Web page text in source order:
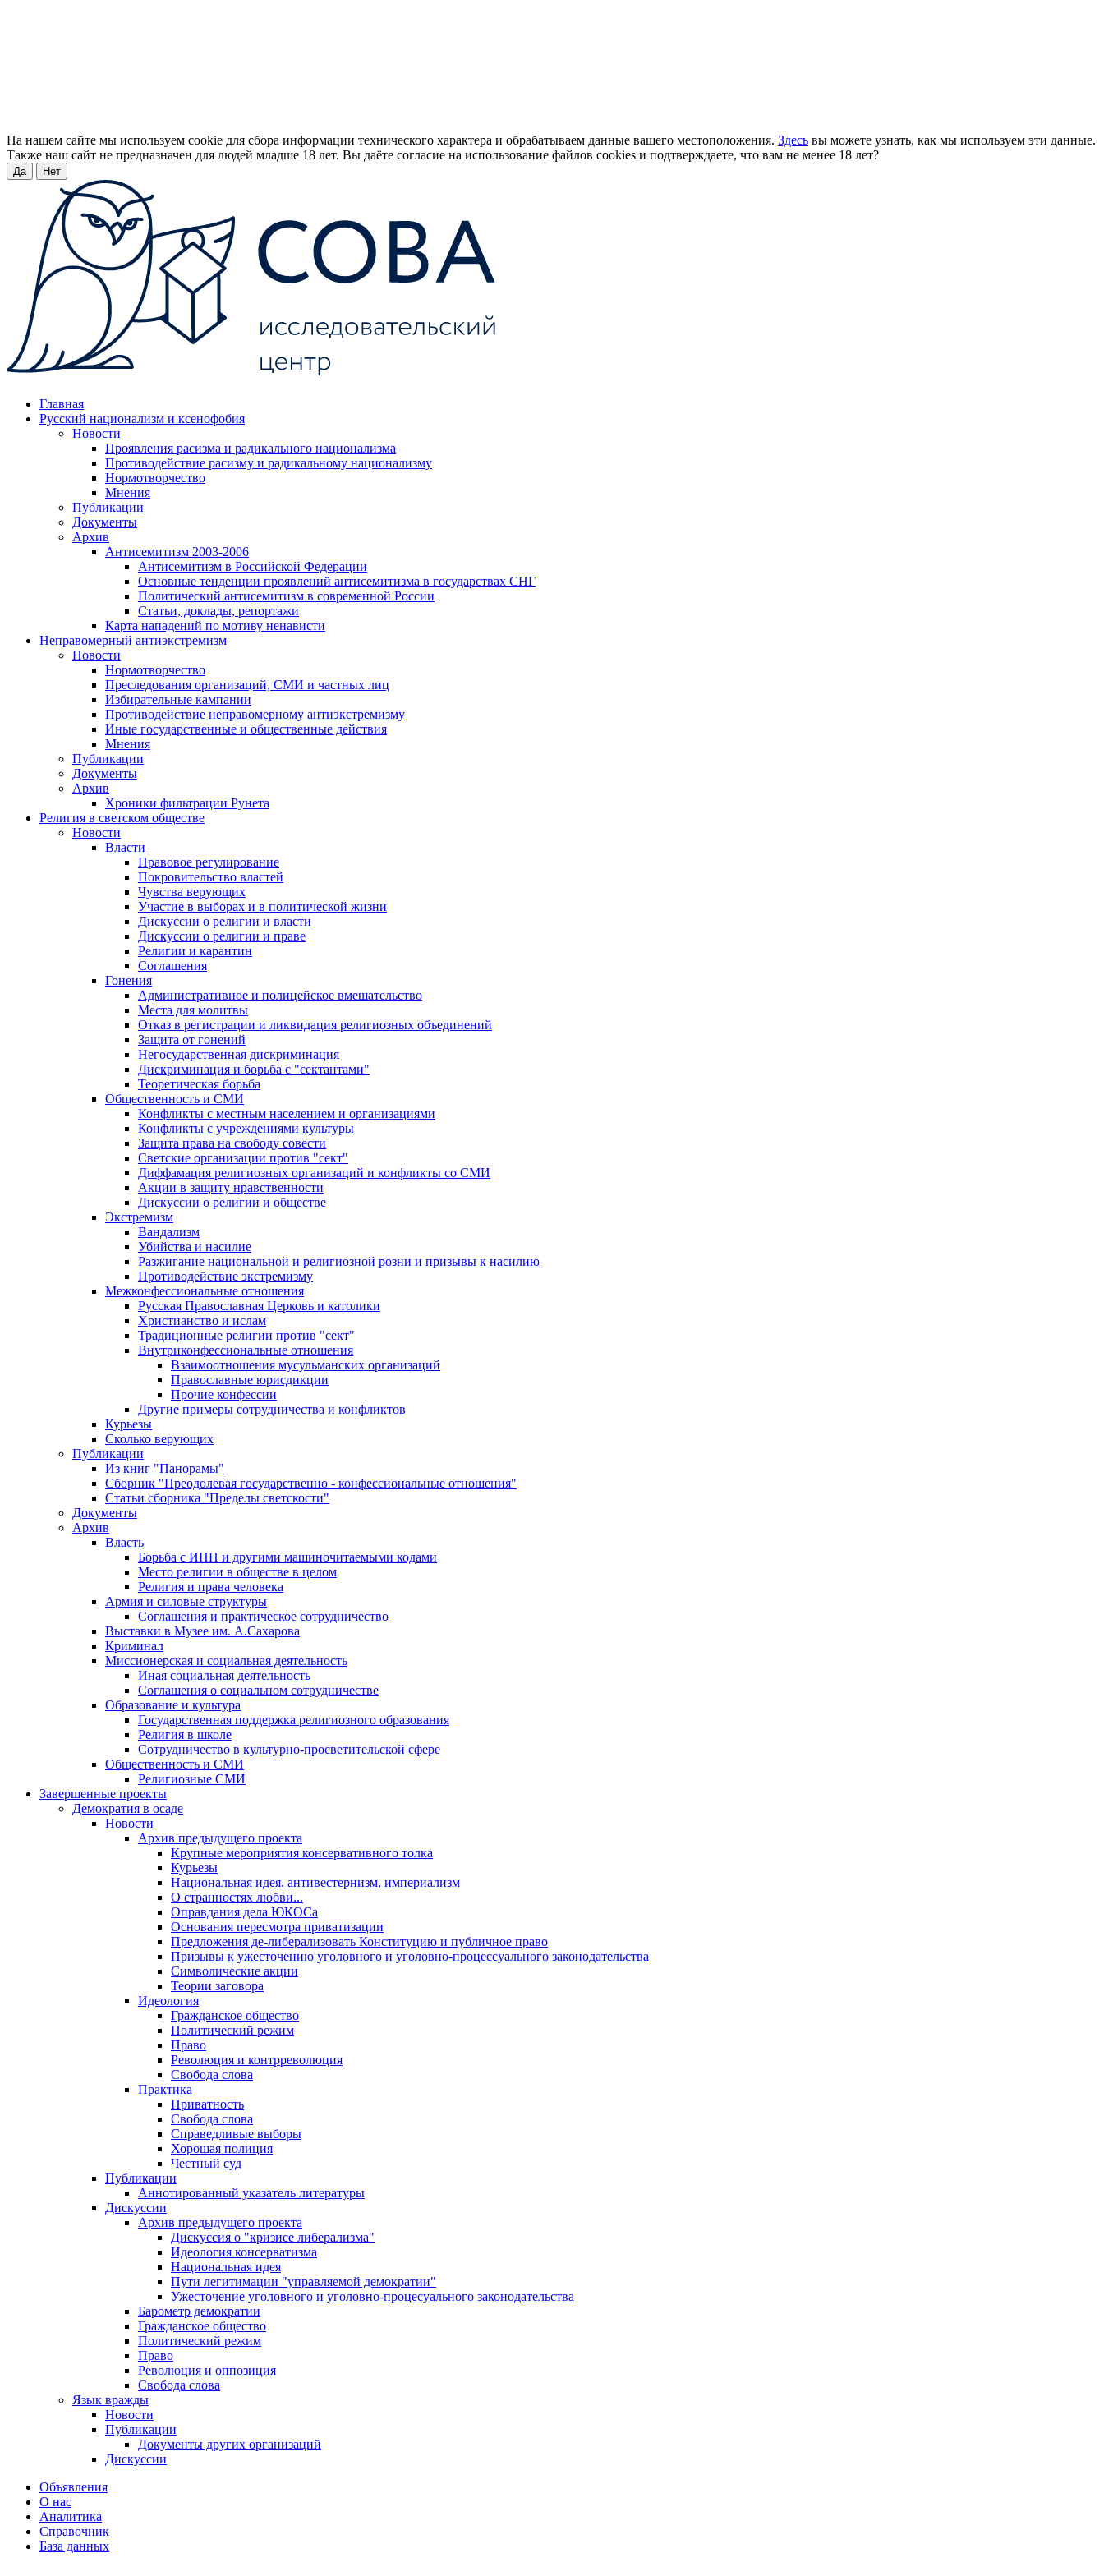
На нашем сайте мы используем cookie для сбора информации технического характера и обрабатываем данные вашего местоположения. Здесь вы можете узнать, как мы используем эти данные.
Также наш сайт не предназначен для людей младше 18 лет. Вы даёте согласие на использование файлов cookies и подтверждаете, что вам не менее 18 лет?
Да Нет
Главная
Русский национализм и ксенофобия
Новости
Проявления расизма и радикального национализма
Противодействие расизму и радикальному национализму
Нормотворчество
Мнения
Публикации
Документы
Архив
Антисемитизм 2003-2006
Антисемитизм в Российской Федерации
Основные тенденции проявлений антисемитизма в государствах СНГ
Политический антисемитизм в современной России
Статьи, доклады, репортажи
Карта нападений по мотиву ненависти
Неправомерный антиэкстремизм
Новости
Нормотворчество
Преследования организаций, СМИ и частных лиц
Избирательные кампании
Противодействие неправомерному антиэкстремизму
Иные государственные и общественные действия
Мнения
Публикации
Документы
Архив
Хроники фильтрации Рунета
Религия в светском обществе
Новости
Власти
Правовое регулирование
Покровительство властей
Чувства верующих
Участие в выборах и в политической жизни
Дискуссии о религии и власти
Дискуссии о религии и праве
Религии и карантин
Соглашения
Гонения
Административное и полицейское вмешательство
Места для молитвы
Отказ в регистрации и ликвидация религиозных объединений
Защита от гонений
Негосударственная дискриминация
Дискриминация и борьба с "сектантами"
Теоретическая борьба
Общественность и СМИ
Конфликты с местным населением и организациями
Конфликты с учреждениями культуры
Защита права на свободу совести
Светские организации против "сект"
Диффамация религиозных организаций и конфликты со СМИ
Акции в защиту нравственности
Дискуссии о религии и обществе
Экстремизм
Вандализм
Убийства и насилие
Разжигание национальной и религиозной розни и призывы к насилию
Противодействие экстремизму
Межконфессиональные отношения
Русская Православная Церковь и католики
Христианство и ислам
Традиционные религии против "сект"
Внутриконфессиональные отношения
Взаимоотношения мусульманских организаций
Православные юрисдикции
Прочие конфессии
Другие примеры сотрудничества и конфликтов
Курьезы
Сколько верующих
Публикации
Из книг "Панорамы"
Сборник "Преодолевая государственно - конфессиональные отношения"
Статьи сборника "Пределы светскости"
Документы
Архив
Власть
Борьба с ИНН и другими машиночитаемыми кодами
Место религии в обществе в целом
Религия и права человека
Армия и силовые структуры
Соглашения и практическое сотрудничество
Выставки в Музее им. А.Сахарова
Криминал
Миссионерская и социальная деятельность
Иная социальная деятельность
Соглашения о социальном сотрудничестве
Образование и культура
Государственная поддержка религиозного образования
Религия в школе
Сотрудничество в культурно-просветительской сфере
Общественность и СМИ
Религиозные СМИ
Завершенные проекты
Демократия в осаде
Новости
Архив предыдущего проекта
Крупные мероприятия консервативного толка
Курьезы
Национальная идея, антивестернизм, империализм
О странностях любви...
Оправдания дела ЮКОСа
Основания пересмотра приватизации
Предложения де-либерализовать Конституцию и публичное право
Призывы к ужесточению уголовного и уголовно-процессуального законодательства
Символические акции
Теории заговора
Идеология
Гражданское общество
Политический режим
Право
Революция и контрреволюция
Свобода слова
Практика
Приватность
Свобода слова
Справедливые выборы
Хорошая полиция
Честный суд
Публикации
Аннотированный указатель литературы
Дискуссии
Архив предыдущего проекта
Дискуссия о "кризисе либерализма"
Идеология консерватизма
Национальная идея
Пути легитимации "управляемой демократии"
Ужесточение уголовного и уголовно-процесуального законодательства
Барометр демократии
Гражданское общество
Политический режим
Право
Революция и оппозиция
Свобода слова
Язык вражды
Новости
Публикации
Документы других организаций
Дискуссии
Объявления
О нас
Аналитика
Справочник
База данных